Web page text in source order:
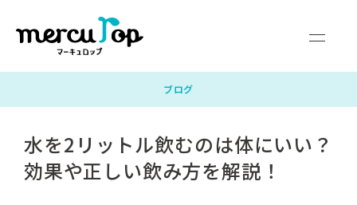
サービス対応エリア お申し込みガイドお問い合わせ
マーキュロップとは
富士山の天然水
企業情報ブログ
水を2リットル飲むのは体にいい？
効果や正しい飲み方を解説！